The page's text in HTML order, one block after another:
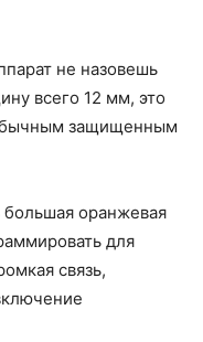
не назовешь
всего 12 мм, это
защищенным
большая оранжевая
для
связь,